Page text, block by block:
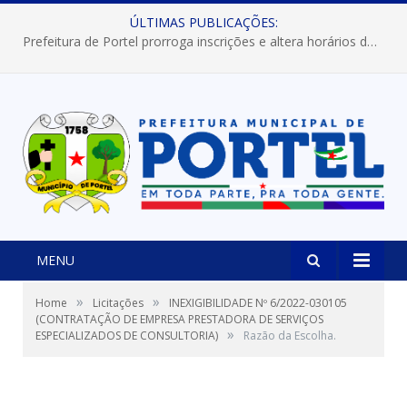
ÚLTIMAS PUBLICAÇÕES:
Prefeitura de Portel prorroga inscrições e altera horários dos concursos “Musa” e “Miss Mix Verão 2026”
MENU
Home » Licitações »
INEXIGIBILIDADE Nº 6/2022-030105
(CONTRATAÇÃO DE EMPRESA PRESTADORA DE SERVIÇOS
ESPECIALIZADOS DE CONSULTORIA) » Razão da Escolha.